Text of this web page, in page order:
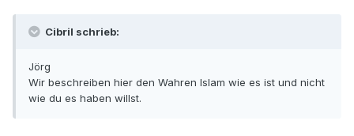
Cibril schrieb:
Jörg
Wir beschreiben hier den Wahren Islam wie es ist und nicht
wie du es haben willst.